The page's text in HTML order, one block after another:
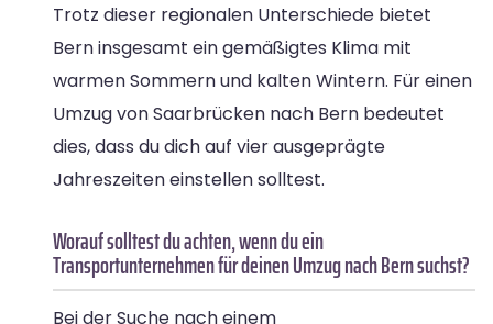
Trotz dieser regionalen Unterschiede bietet
Bern insgesamt ein gemäßigtes Klima mit
warmen Sommern und kalten Wintern. Für einen
Umzug von Saarbrücken nach Bern bedeutet
dies, dass du dich auf vier ausgeprägte
Jahreszeiten einstellen solltest.
Worauf solltest du achten, wenn du ein
Transportunternehmen für deinen Umzug nach Bern suchst?
Bei der Suche nach einem